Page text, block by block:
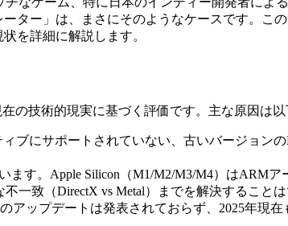
ター」は、まさにそのようなケースです。こ
を詳細に解説します。
の技術的現実に基づく評価です。主な原因は以
ブにサポートされていない、古いバージョンの
す。Apple Silicon（M1/M2/M3/M4）はARM
一致（DirectX vs Metal）までを解決することは
アップデートは発表されておらず、2025年現